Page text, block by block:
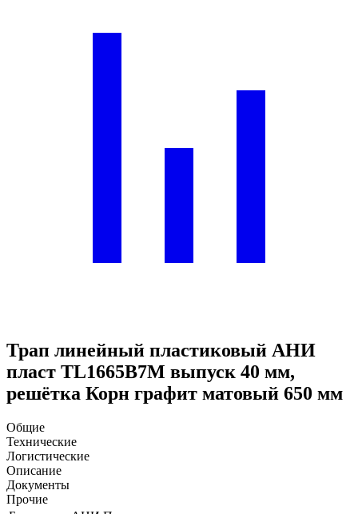
Трап линейный пластиковый АНИ
пласт TL1665B7M выпуск 40 мм,
решётка Корн графит матовый 650 мм
Общие
Технические
Логистические
Описание
Документы
Прочие